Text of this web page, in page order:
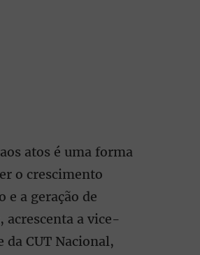
atos é uma forma
o crescimento
e a geração de
acrescenta a vice-
da CUT Nacional,